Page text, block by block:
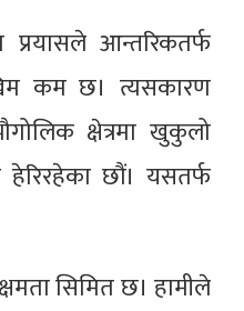
आन्तरिकतर्फ
कम छ। त्यसकारण
क्षेत्रमा खुकुलो
छौं। यसतर्फ
सिमित छ। हामीले